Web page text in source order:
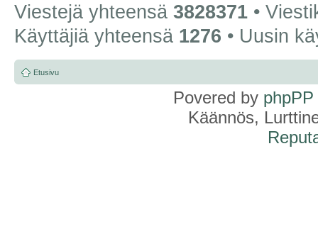
Viestejä yhteensä 3828371 •
Käyttäjiä yhteensä 1276 • Uusin
Etusivu
Povered by phpPP
Käännös,